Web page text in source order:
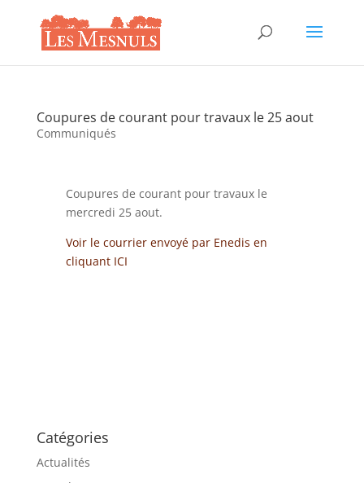
Coupures de courant pour travaux le 25 aout
Communiqués
Coupures de courant pour travaux le
mercredi 25 aout.
Voir le courrier envoyé par Enedis en
cliquant ICI
Catégories
Actualités